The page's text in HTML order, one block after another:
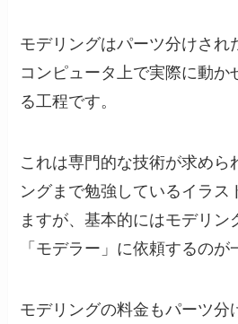
モデリングはパーツ分けされ
コンピュータ上で実際に動か
る工程です。
これは専門的な技術が求めら
ングまで勉強しているイラス
ますが、基本的にはモデリン
「モデラー」に依頼するのが
モデリングの料金もパーツ分